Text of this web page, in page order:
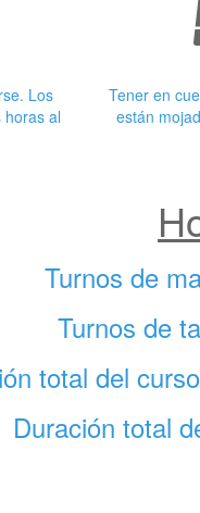
Los
horas al
Tener en
están
Turnos de
Turnos de
total del
Duración total